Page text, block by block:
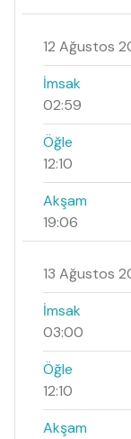
12 Ağustos
İmsak
02:59
Öğle
12:10
Akşam
19:06
13 Ağustos
İmsak
03:00
Öğle
12:10
Akşam